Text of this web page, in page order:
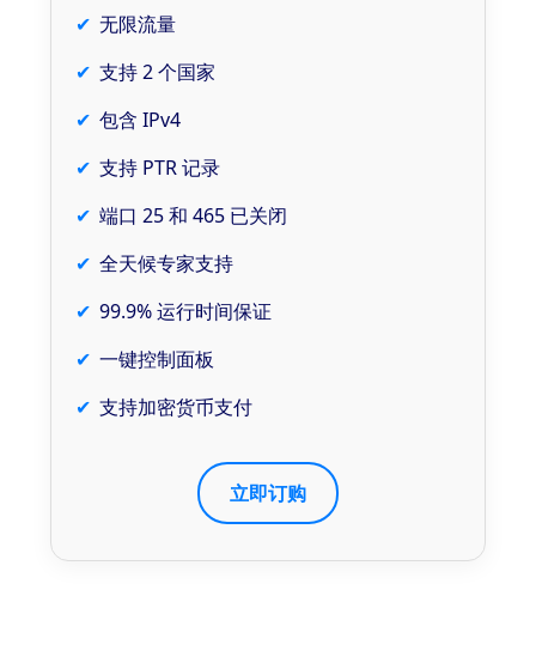
无限流量
支持 2 个国家
包含 IPv4
支持 PTR 记录
端口 25 和 465 已关闭
全天候专家支持
99.9% 运行时间保证
一键控制面板
支持加密货币支付
立即订购